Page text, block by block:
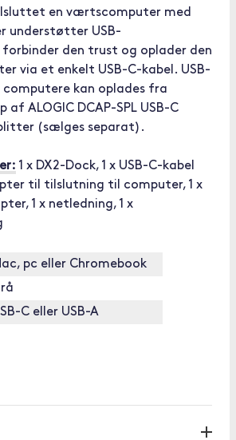
en værtscomputer med
understøtter USB-
den trust og oplader den
via et enkelt USB-C-kabel. USB-
kan oplades fra
ALOGIC DCAP-SPL USB-C
(sælges separat).
1 x DX2-Dock, 1 x USB-C-kabel
til tilslutning til computer, 1 x
1 x netledning, 1 x
pc eller Chromebook
C eller USB-A